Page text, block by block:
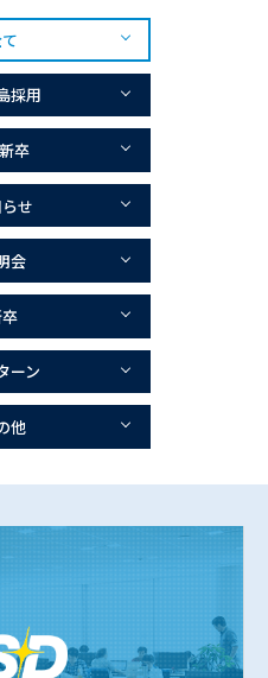
採用
卒
せ
会
ーン
他